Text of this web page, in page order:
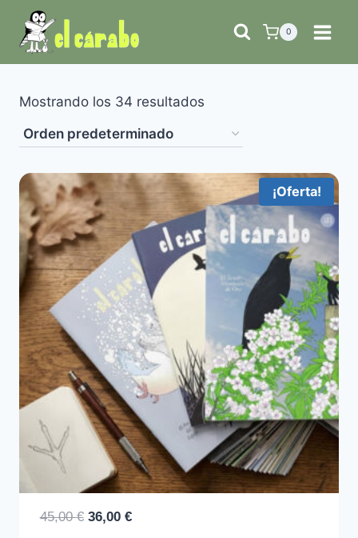
Saltar
contenido
0
Mostrando los 34 resultados
¡Oferta!
45,00€ El
36,00 €El